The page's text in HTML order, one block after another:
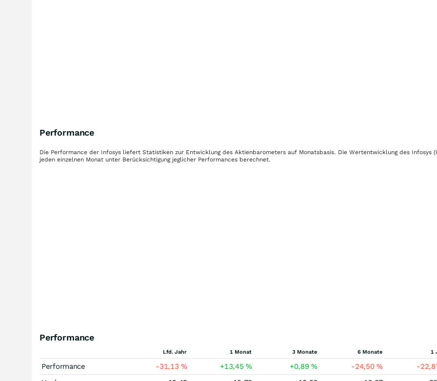
Performance
Die Performance der Infosys liefert Statistiken zur Entwicklung des Aktienbarometers auf Monatsbasis. Die Wertentwicklung des Infosys
jeden einzelnen Monat unter Berücksichtigung jeglicher Performances berechnet.
Performance
Lfd. Jahr 1 Monat 3 Monate 6 Monate 1
Performance -31,13% +13,45% +0,89% -24,50% -